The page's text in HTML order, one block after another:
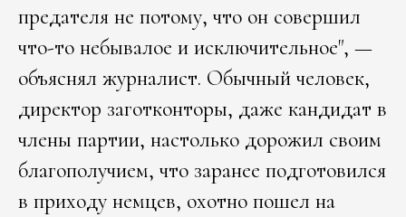
предателя не потому, что он совершил
что-то небывалое и исключительное", —
объяснял журналист. Обычный человек,
директор заготконторы, даже кандидат в
члены партии, настолько дорожил своим
благополучием, что заранее подготовился
в приходу немцев, охотно пошел на